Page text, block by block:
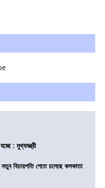
: মুখ্যমন্ত্রী
বিচারপতি পেতে চলেছে কলকাতা